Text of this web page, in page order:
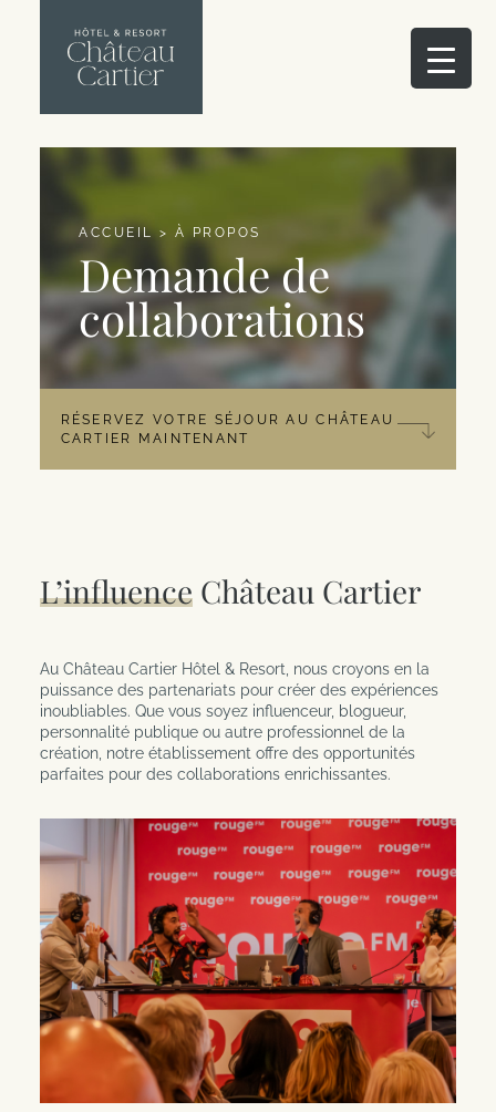
ACCUEIL > À PROPOS
Demande de
collaborations
RÉSERVEZ VOTRE SÉJOUR AU CHÂTEAU
CARTIER MAINTENANT
Enfants Chambres
Code client / Code promo
RÉSERVER
Garantie du meilleur tarif en ligne
fermé et que l’accès à l’expérience Kōena Spa (piscine,
sauna, etc) est disponible moyennant des frais
L’influenceChâteau Cartier
Au Château Cartier Hôtel & Resort, nous croyons en la
puissance des partenariats pour créer des expériences
inoubliables. Que vous soyez influenceur, blogueur,
personnalité publique ou autre professionnel de la
création, notre établissement offre des opportunités
parfaites pour des collaborations enrichissantes.